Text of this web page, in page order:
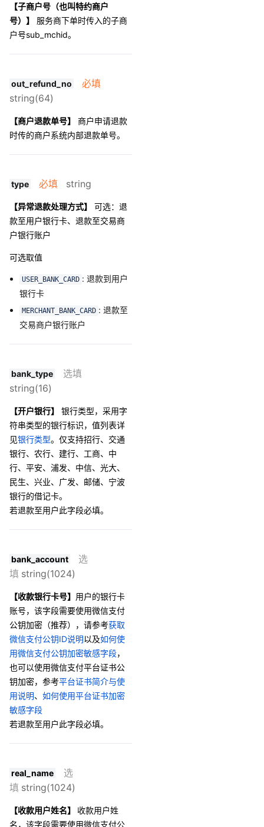
【子商户号（也叫特约商户
号）】
服务商下单时传入的子商
户号sub_mchid。
out_refund_no
必填
string(64)
【商户退款单号】
商户申请退款
时传的商户系统内部退款单号。
type 必填 string
【异常退款处理方式】
可选：退
款至用户银行卡、退款至交易商
户银行账户
可选取值
USER_BANK_CARD : 退款到用户
银行卡
MERCHANT_BANK_CARD : 退款至
交易商户银行账户
bank_type
选填
string(16)
【开户银行】
银行类型，采用字
符串类型的银行标识，值列表详
见银行类型。仅支持招行、交通
银行、农行、建行、工商、中
行、平安、浦发、中信、光大、
民生、兴业、广发、邮储、宁波
银行的借记卡。
若退款至用户此字段必填。
bank_account
选
填 string(1024)
【收款银行卡号】 用户的银行卡
账号，该字段需要使用微信支付
公钥加密（推荐），请参考获取
微信支付公钥ID说明以及如何使
用微信支付公钥加密敏感字段，
也可以使用微信支付平台证书公
钥加密，参考平台证书简介与使
用说明、 如何使用平台证书加密
敏感字段
若退款至用户此字段必填。
real_name
选
填 string(1024)
【收款用户姓名】 收款用户姓
名，该字段需要使用微信支付公